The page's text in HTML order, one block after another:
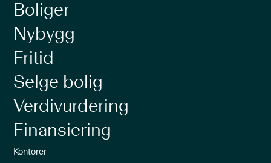
Boliger
Nybygg
Fritid
Selge bolig
Verdivurdering
Finansiering
Kontorer